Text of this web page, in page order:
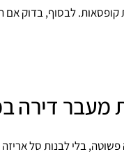
קופסאות. לבסוף, בדוק
מעבר דירה
בלי לבנות סל אריזה